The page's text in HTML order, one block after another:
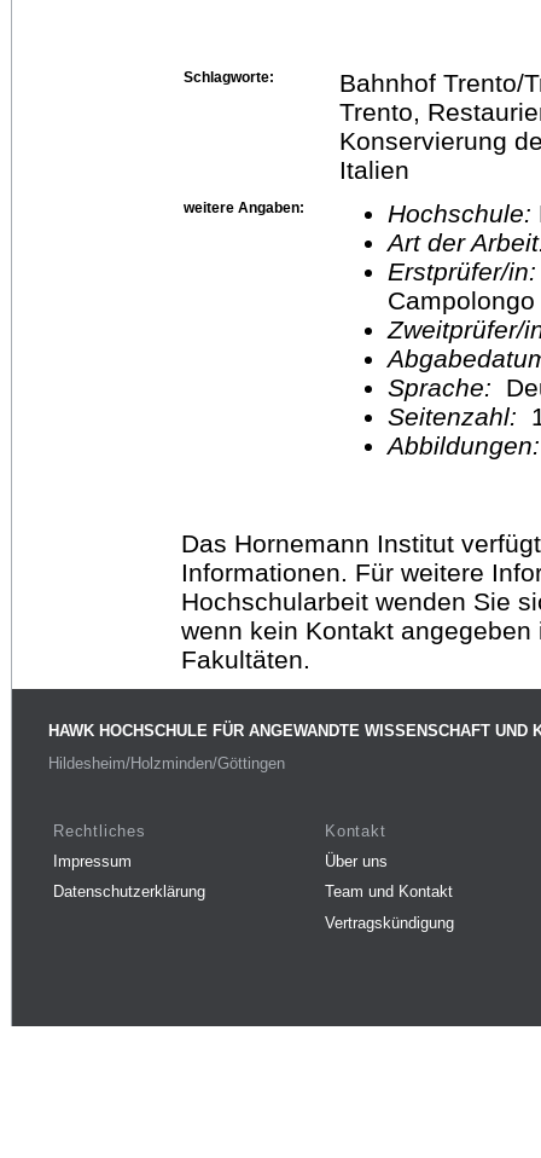
Schlagworte:
Bahnhof Trento/
Trento,
Konservierung
Italien
weitere Angaben: Hochschule:
Art der
Erstprüfer/
Campolongo
Sprache:
Seitenzahl:
Das Hornemann Institut
Informationen. Für weitere
Hochschularbeit wenden Sie
wenn kein Kontakt
Fakultäten.
HAWK HOCHSCHULE FÜR ANGEWANDTE WISSENSCHAFT UND
Hildesheim/Holzminden/Göttingen
Rechtliches
Impressum
Datenschutzerklärung
Kontakt
Über uns
Team und Kontakt
Vertragskündigung